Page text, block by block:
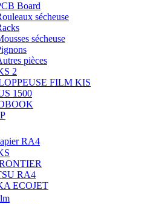
Board
sécheuse
sécheuse
pièces
2
FILM KIS
1500
RA4
RA4
ECOJET